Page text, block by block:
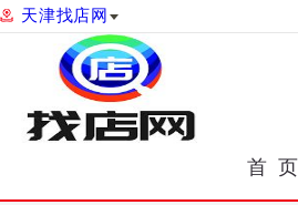
天津找店网
首 页